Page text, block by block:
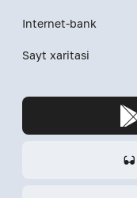
Internet-bank
Sayt xaritasi